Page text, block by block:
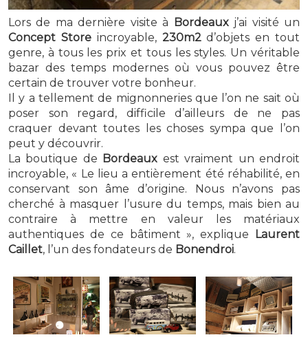
Lors de ma dernière visite à Bordeauxj’ai visité un
Concept Storeincroyable, 230m2d’objets en tout
genre, à tous les prix et tous les styles. Un véritable
bazar des temps modernes où vous pouvez être
certain de trouver votre bonheur.
Il y a tellement de mignonneries que l’on ne sait où
poser son regard, difficile d’ailleurs de ne pas
craquer devant toutes les choses sympa que l’on
peut y découvrir.
La boutique de Bordeaux est vraiment un endroit
incroyable, « Le lieu a entièrement été réhabilité, en
conservant son âme d’origine. Nous n’avons pas
cherché à masquer l’usure du temps, mais bien au
contraire à mettre en valeur les matériaux
authentiques de ce bâtiment », explique
Laurent
Caillet, l’un des fondateurs de Bonendroi.